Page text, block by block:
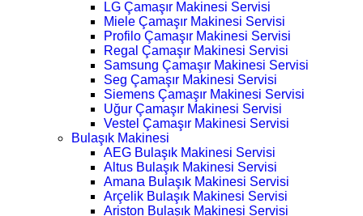
LG Çamaşır Makinesi Servisi
Miele Çamaşır Makinesi Servisi
Profilo Çamaşır Makinesi Servisi
Regal Çamaşır Makinesi Servisi
Samsung Çamaşır Makinesi Servisi
Seg Çamaşır Makinesi Servisi
Siemens Çamaşır Makinesi Servisi
Uğur Çamaşır Makinesi Servisi
Vestel Çamaşır Makinesi Servisi
Bulaşık Makinesi
AEG Bulaşık Makinesi Servisi
Altus Bulaşık Makinesi Servisi
Amana Bulaşık Makinesi Servisi
Arçelik Bulaşık Makinesi Servisi
Ariston Bulaşık Makinesi Servisi